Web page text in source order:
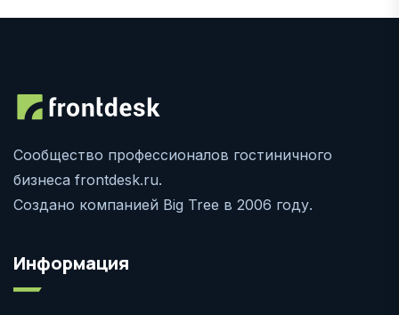
Сообщество профессионалов гостиничного
бизнеса frontdesk.ru.
Создано компанией Big Tree в 2006 году.
Информация